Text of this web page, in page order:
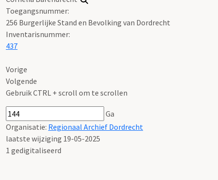
Toegangsnummer:
256 Burgerlijke Stand en Bevolking van Dordrecht
Inventarisnummer:
437
Vorige
Volgende
Gebruik CTRL + scroll om te scrollen
Ga
Organisatie: Regionaal Archief Dordrecht
laatste wijziging 19-05-2025
1 gedigitaliseerd